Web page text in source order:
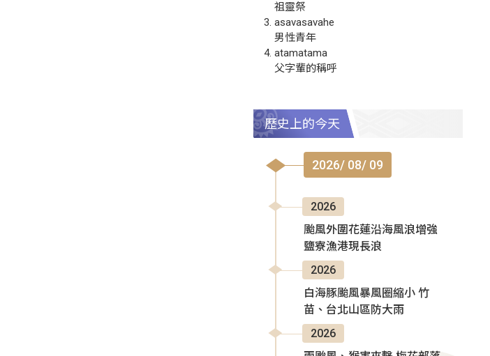
祖靈祭
asavasavahe
男性青年
atamatama
父字輩的稱呼
歷史上的今天
2026/ 08/ 09
2026
颱風外圍花蓮沿海風浪增強
鹽寮漁港現長浪
2026
白海豚颱風暴風圈縮小 竹
苗、台北山區防大雨
2026